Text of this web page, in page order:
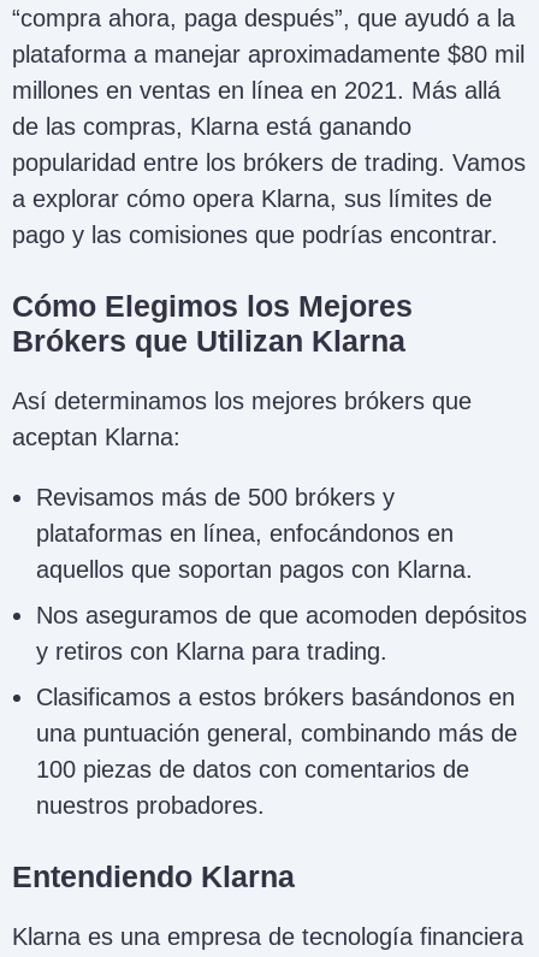
“compra ahora, paga después”, que ayudó a la
plataforma a manejar aproximadamente $80 mil
millones en ventas en línea en 2021. Más allá
de las compras, Klarna está ganando
popularidad entre los brókers de trading. Vamos
a explorar cómo opera Klarna, sus límites de
pago y las comisiones que podrías encontrar.
Cómo Elegimos los Mejores
Brókers que Utilizan Klarna
Así determinamos los mejores brókers que
aceptan Klarna:
Revisamos más de 500 brókers y
plataformas en línea, enfocándonos en
aquellos que soportan pagos con Klarna.
Nos aseguramos de que acomoden depósitos
y retiros con Klarna para trading.
Clasificamos a estos brókers basándonos en
una puntuación general, combinando más de
100 piezas de datos con comentarios de
nuestros probadores.
Entendiendo Klarna
Klarna es una empresa de tecnología financiera